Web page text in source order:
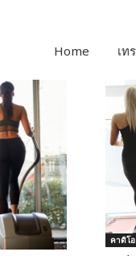
Home เท
คาดิโอ